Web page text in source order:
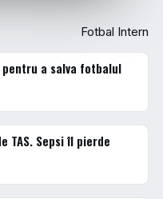
Fotbal Intern
a salva fotbalul
TAS. Sepsi îl pierde